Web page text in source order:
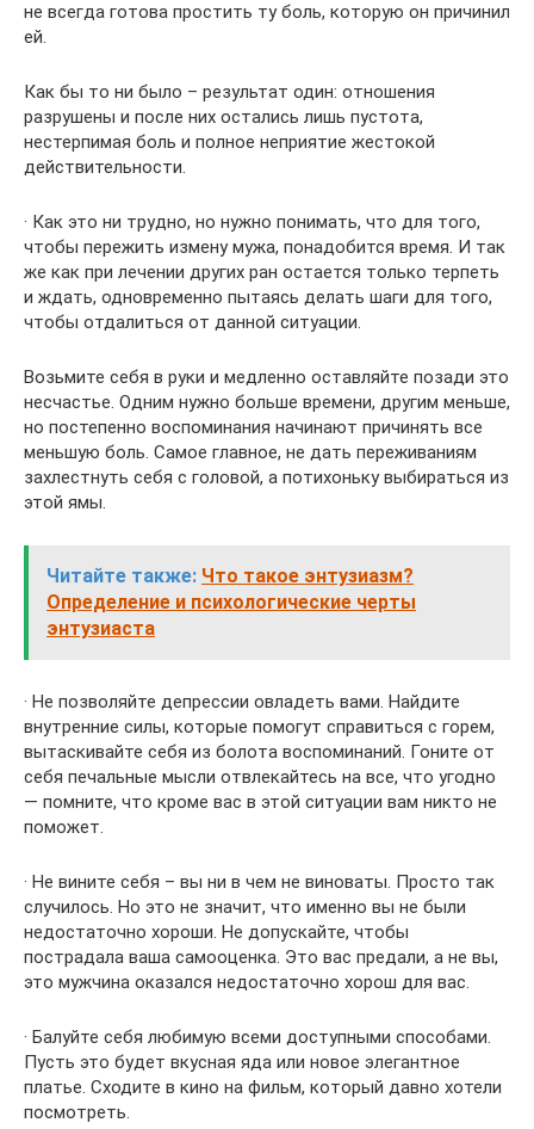
не всегда готова простить ту боль, которую он причинил
ей.
Как бы то ни было – результат один: отношения
разрушены и после них остались лишь пустота,
нестерпимая боль и полное неприятие жестокой
действительности.
· Как это ни трудно, но нужно понимать, что для того,
чтобы пережить измену мужа, понадобится время. И так
же как при лечении других ран остается только терпеть
и ждать, одновременно пытаясь делать шаги для того,
чтобы отдалиться от данной ситуации.
Возьмите себя в руки и медленно оставляйте позади это
несчастье. Одним нужно больше времени, другим меньше,
но постепенно воспоминания начинают причинять все
меньшую боль. Самое главное, не дать переживаниям
захлестнуть себя с головой, а потихоньку выбираться из
этой ямы.
Читайте также: Что такое энтузиазм?
Определение и психологические черты
энтузиаста
· Не позволяйте депрессии овладеть вами. Найдите
внутренние силы, которые помогут справиться с горем,
вытаскивайте себя из болота воспоминаний. Гоните от
себя печальные мысли отвлекайтесь на все, что угодно
— помните, что кроме вас в этой ситуации вам никто не
поможет.
· Не вините себя – вы ни в чем не виноваты. Просто так
случилось. Но это не значит, что именно вы не были
недостаточно хороши. Не допускайте, чтобы
пострадала ваша самооценка. Это вас предали, а не вы,
это мужчина оказался недостаточно хорош для вас.
· Балуйте себя любимую всеми доступными способами.
Пусть это будет вкусная яда или новое элегантное
платье. Сходите в кино на фильм, который давно хотели
посмотреть.